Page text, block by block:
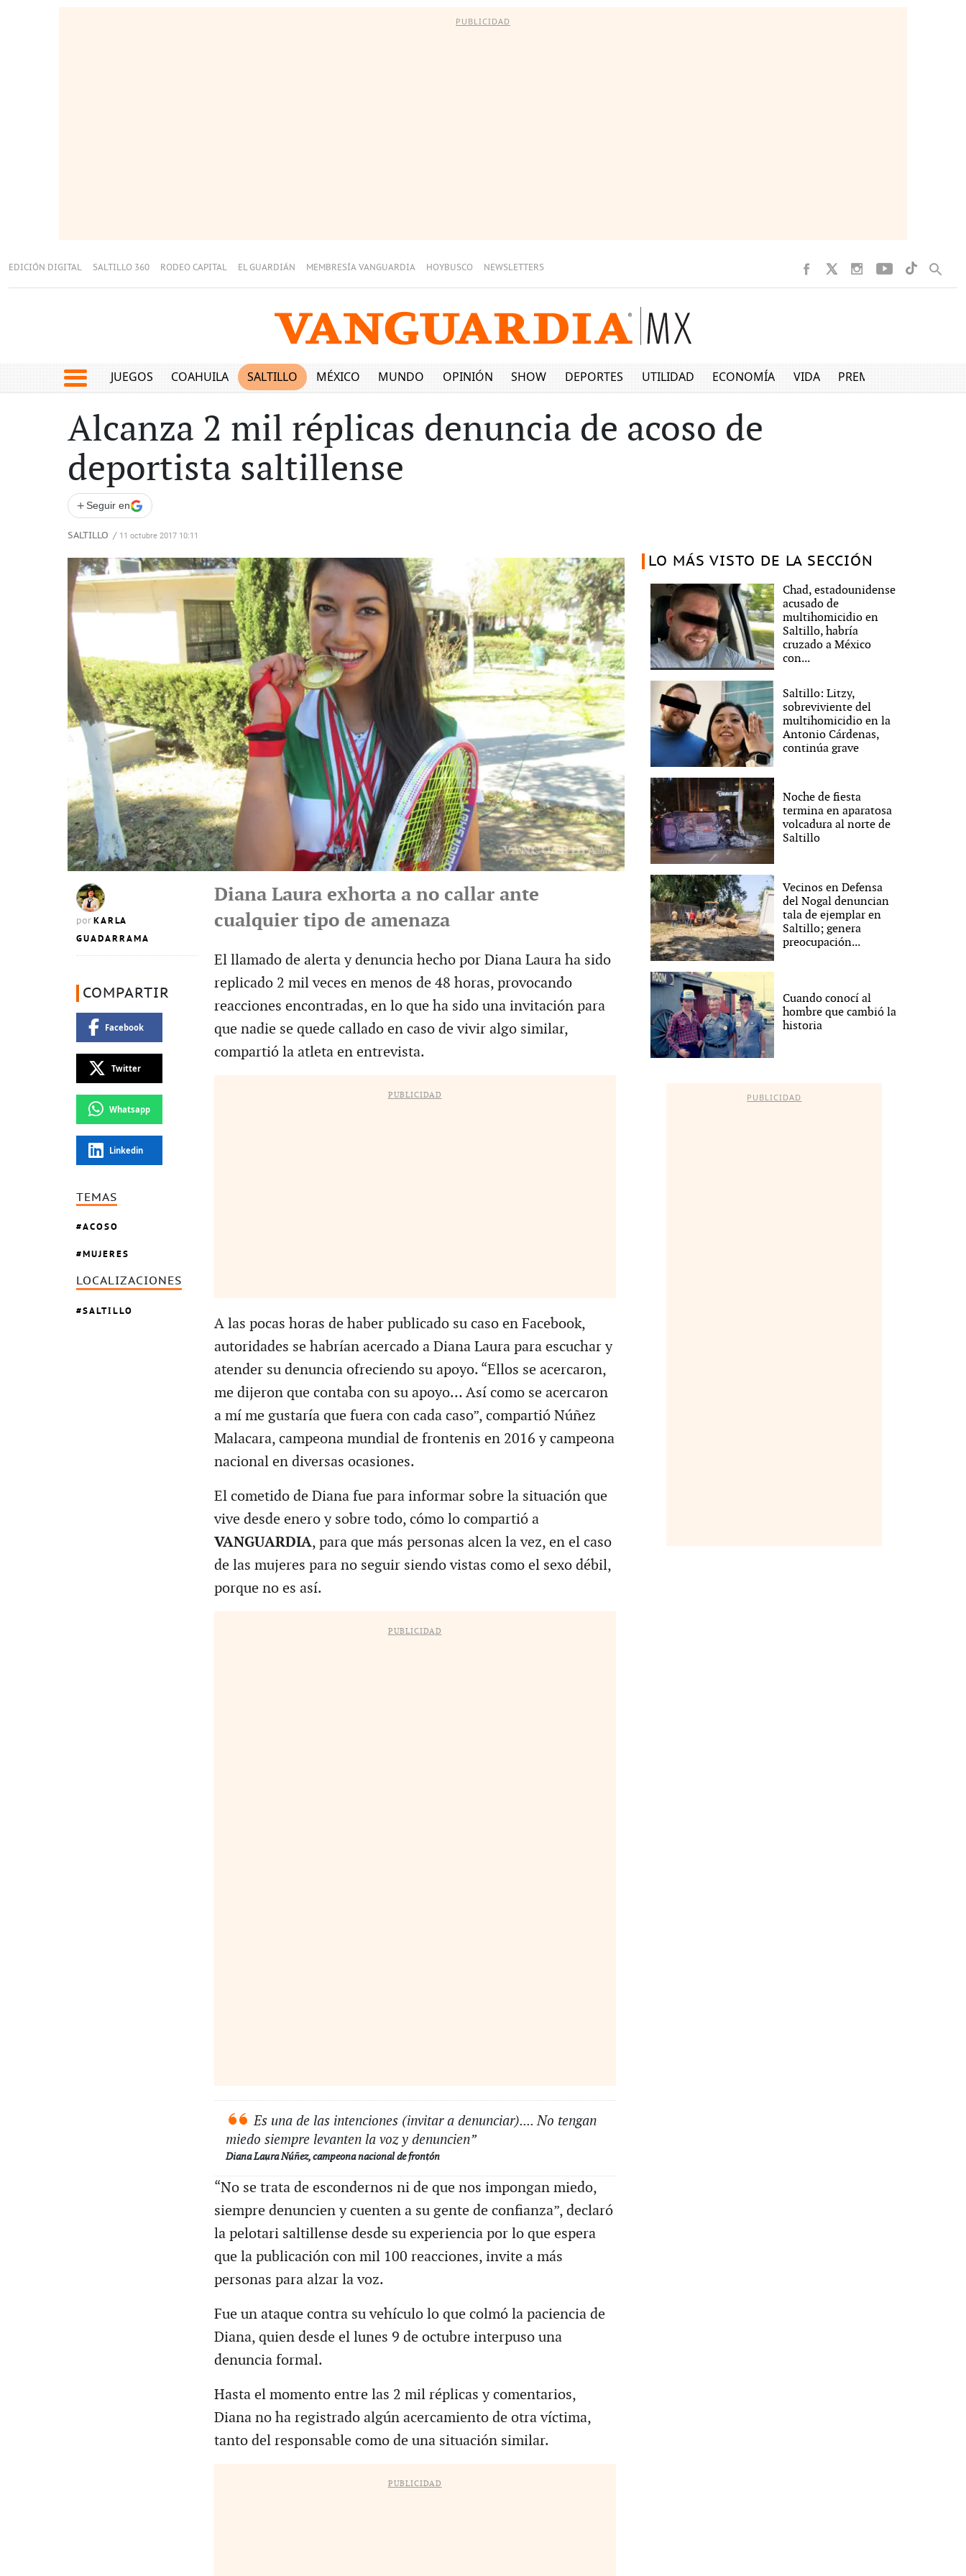
PUBLICIDAD
EDICIÓN DIGITAL SALTILLO 360 RODEO CAPITAL EL GUARDIÁN MEMBRESÍA VANGUARDIA HOYBUSCO NEWSLETTERS
JUEGOS COAHUILA SALTILLO MÉXICO MUNDO OPINIÓN SHOW DEPORTES UTILIDAD ECONOMÍA VIDA PREMIUM
Alcanza 2 mil réplicas denuncia de acoso de
deportista saltillense
+ Seguir en
SALTILLO / 11 octubre 2017 10:11
por KARLA
GUADARRAMA
COMPARTIR
Facebook
Twitter
Whatsapp
Linkedin
TEMAS
ACOSO
MUJERES
LOCALIZACIONES
SALTILLO
Diana Laura exhorta a no callar ante
cualquier tipo de amenaza
El llamado de alerta y denuncia hecho por Diana Laura ha sido
replicado 2 mil veces en menos de 48 horas, provocando
reacciones encontradas, en lo que ha sido una invitación para
que nadie se quede callado en caso de vivir algo similar,
compartió la atleta en entrevista.
PUBLICIDAD
A las pocas horas de haber publicado su caso en Facebook,
autoridades se habrían acercado a Diana Laura para escuchar y
atender su denuncia ofreciendo su apoyo. “Ellos se acercaron,
me dijeron que contaba con su apoyo… Así como se acercaron
a mí me gustaría que fuera con cada caso”, compartió Núñez
Malacara, campeona mundial de frontenis en 2016 y campeona
nacional en diversas ocasiones.
El cometido de Diana fue para informar sobre la situación que
vive desde enero y sobre todo, cómo lo compartió a
VANGUARDIA, para que más personas alcen la vez, en el caso
de las mujeres para no seguir siendo vistas como el sexo débil,
porque no es así.
PUBLICIDAD
Es una de las intenciones (invitar a denunciar).... No tengan
miedo siempre levanten la voz y denuncien”
Diana Laura Núñez, campeona nacional de frontón
“No se trata de escondernos ni de que nos impongan miedo,
siempre denuncien y cuenten a su gente de confianza”, declaró
la pelotari saltillense desde su experiencia por lo que espera
que la publicación con mil 100 reacciones, invite a más
personas para alzar la voz.
Fue un ataque contra su vehículo lo que colmó la paciencia de
Diana, quien desde el lunes 9 de octubre interpuso una
denuncia formal.
Hasta el momento entre las 2 mil réplicas y comentarios,
Diana no ha registrado algún acercamiento de otra víctima,
tanto del responsable como de una situación similar.
PUBLICIDAD
LO MÁS VISTO DE LA SECCIÓN
Chad, estadounidense
acusado de
multihomicidio en
Saltillo, habría
cruzado a México
con...
Saltillo: Litzy,
sobreviviente del
multihomicidio en la
Antonio Cárdenas,
continúa grave
Noche de fiesta
termina en aparatosa
volcadura al norte de
Saltillo
Vecinos en Defensa
del Nogal denuncian
tala de ejemplar en
Saltillo; genera
preocupación...
Cuando conocí al
hombre que cambió la
historia
PUBLICIDAD